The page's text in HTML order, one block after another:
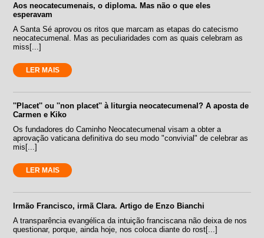
Aos neocatecumenais, o diploma. Mas não o que eles
esperavam
A Santa Sé aprovou os ritos que marcam as etapas do catecismo
neocatecumenal. Mas as peculiaridades com as quais celebram as
miss[...]
LER MAIS
''Placet'' ou ''non placet'' à liturgia neocatecumenal? A aposta de
Carmen e Kiko
Os fundadores do Caminho Neocatecumenal visam a obter a
aprovação vaticana definitiva do seu modo "convivial" de celebrar as
mis[...]
LER MAIS
Irmão Francisco, irmã Clara. Artigo de Enzo Bianchi
A transparência evangélica da intuição franciscana não deixa de nos
questionar, porque, ainda hoje, nos coloca diante do rost[...]